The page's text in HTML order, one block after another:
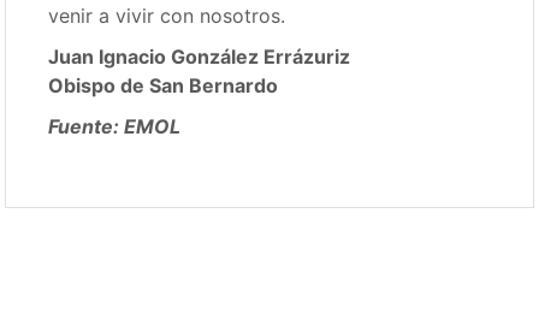
venir a vivir con nosotros.
Juan Ignacio González Errázuriz
Obispo de San Bernardo
Fuente: EMOL